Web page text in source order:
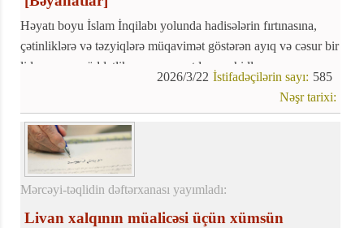
Həyatı boyu İslam İnqilabı yolunda hadisələrin fırtınasına,
çətinliklərə və təzyiqlərə müqavimət göstərən ayıq və cəsur bir
lider, uzun müddətlik arzusuna çatdı və şəhidlər sırasına
585
İstifadəçilərin sayı:
2026/3/22
Nəşr tarixi:
Mərcəyi-təqlidin dəftərxanası yayımladı:
Livan xalqının müalicəsi üçün xümsün